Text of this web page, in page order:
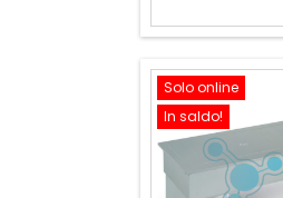
Solo online
In saldo!